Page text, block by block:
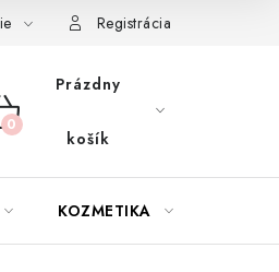
Pravidlá zliav a akcií
Registrácia
Prázdny
košík
KOZMETIKA